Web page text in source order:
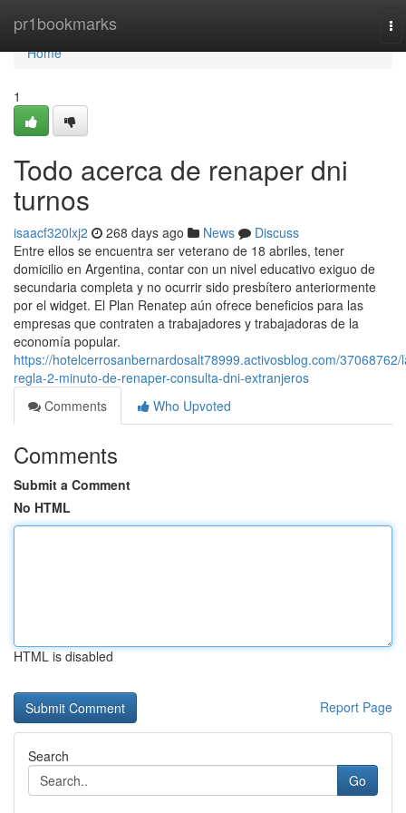
pr1bookmarks
Home
Home
1
Todo acerca de renaper dni
turnos
isaacf320lxj2 268 days ago News
Discuss
Entre ellos se encuentra ser veterano de 18 abriles, tener
domicilio en Argentina, contar con un nivel educativo exiguo de
secundaria completa y no ocurrir sido presbítero anteriormente
por el widget. El Plan Renatep aún ofrece beneficios para las
empresas que contraten a trabajadores y trabajadoras de la
economía popular.
https://hotelcerrosanbernardosalt78999.activosblog.com/37068762/
regla-2-minuto-de-renaper-consulta-dni-extranjeros
Comments
Who Upvoted
Comments
Submit a Comment
No HTML
HTML is disabled
Report Page
Search
Go